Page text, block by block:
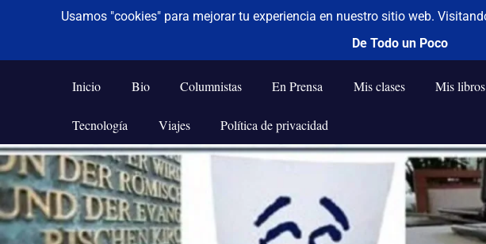
Saltar
al
contenido
De todo un poco
Frases,
Humor,
Tecnología
y
Viajes
Inicio Bio Columnistas En Prensa Mis clases Mis libros
Tecnología Viajes Política de privacidad